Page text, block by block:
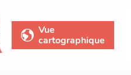
Vue
cartographique